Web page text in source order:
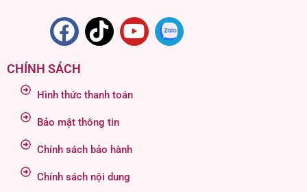
CHÍNH SÁCH
Hình thức thanh toán
Bảo mật thông tin
Chính sách bảo hành
Chính sách nội dung